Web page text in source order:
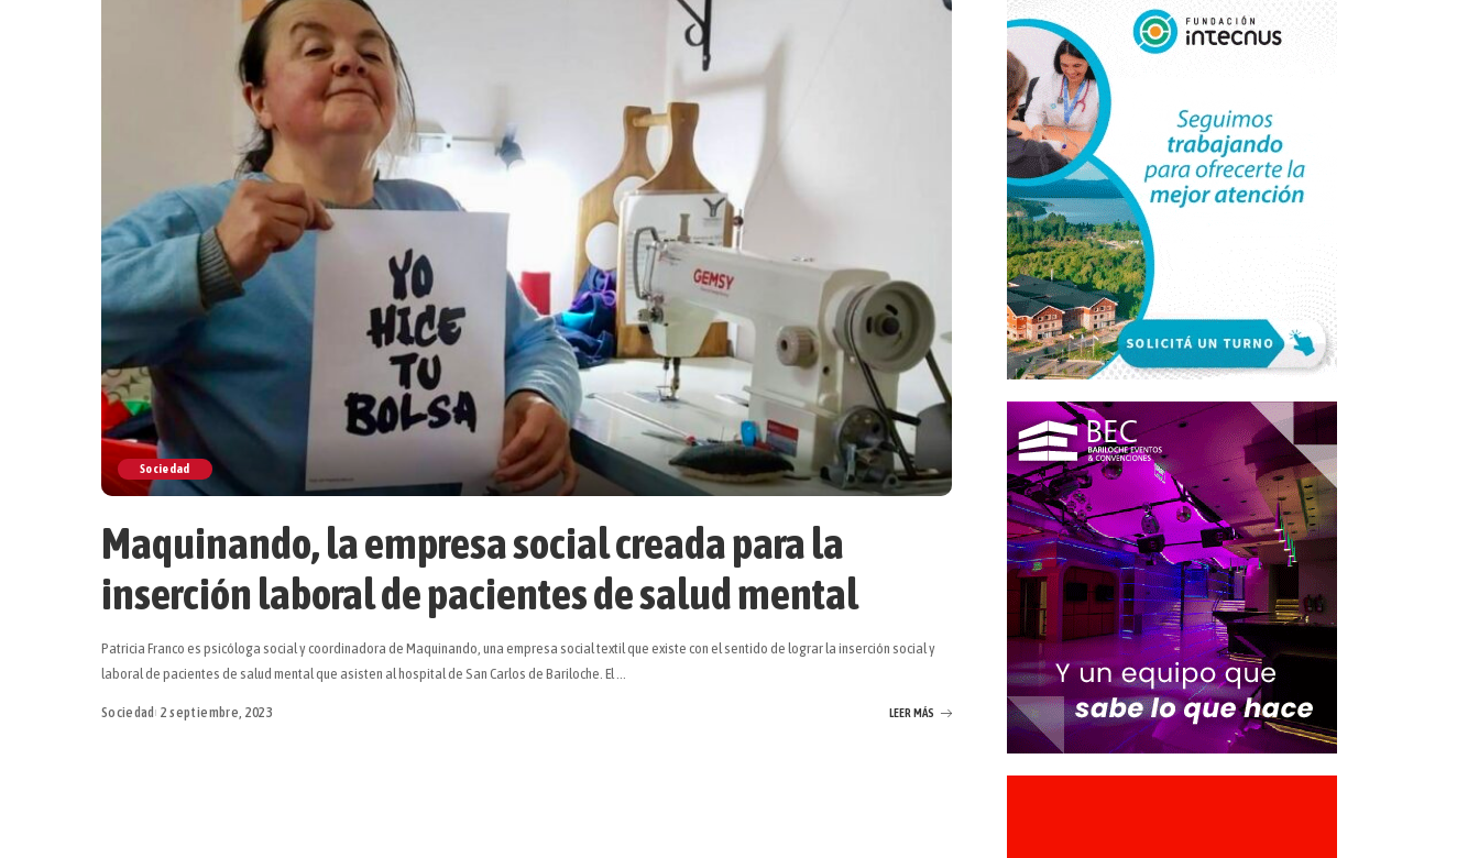
Sociedad
Maquinando, la empresa social creada para la
inserción laboral de pacientes de salud mental
Patricia Franco es psicóloga social y coordinadora de Maquinando, una empresa social textil que existe con el sentido de lograr la inserción social y
laboral de pacientes de salud mental que asisten al hospital de San Carlos de Bariloche. El...
Sociedad 2 septiembre, 2023 LEER MÁS